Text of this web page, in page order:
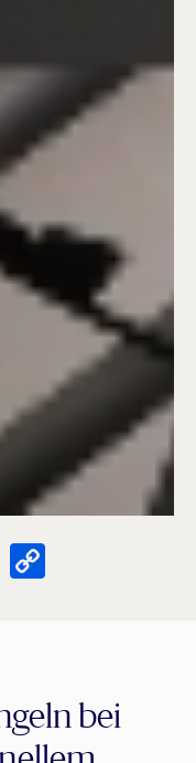
Twitter
bei